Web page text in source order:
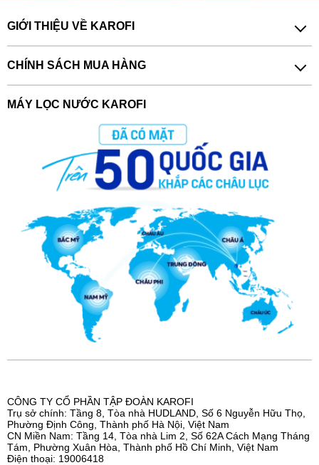
GIỚI THIỆU VỀ KAROFI
CHÍNH SÁCH MUA HÀNG
MÁY LỌC NƯỚC KAROFI
CÔNG TY CỔ PHẦN TẬP ĐOÀN KAROFI
Trụ sở chính: Tầng 8, Tòa nhà HUDLAND, Số 6 Nguyễn Hữu Thọ,
Phường Định Công, Thành phố Hà Nội, Việt Nam
CN Miền Nam: Tầng 14, Tòa nhà Lim 2, Số 62A Cách Mạng Tháng
Tám, Phường Xuân Hòa, Thành phố Hồ Chí Minh, Việt Nam
Điện thoại: 19006418